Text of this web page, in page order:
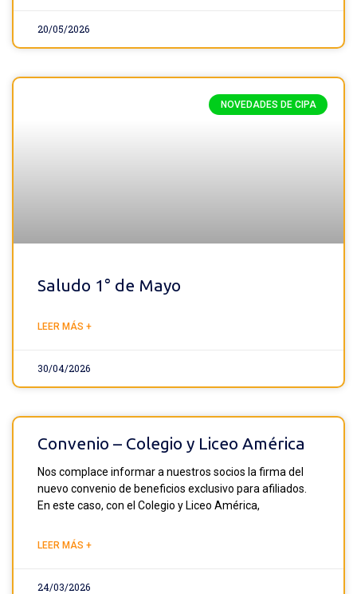
20/05/2026
NOVEDADES DE CIPA
Saludo 1° de Mayo
LEER MÁS +
30/04/2026
Convenio – Colegio y Liceo América
Nos complace informar a nuestros socios la firma del
nuevo convenio de beneficios exclusivo para afiliados.
En este caso, con el Colegio y Liceo América,
LEER MÁS +
24/03/2026